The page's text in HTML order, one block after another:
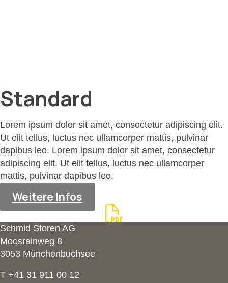
Standard
Lorem ipsum dolor sit amet, consectetur adipiscing elit.
Ut elit tellus, luctus nec ullamcorper mattis, pulvinar
dapibus leo. Lorem ipsum dolor sit amet, consectetur
adipiscing elit. Ut elit tellus, luctus nec ullamcorper
mattis, pulvinar dapibus leo.
Weitere Infos
Schmid Storen AG
Moosrainweg 8
3053 Münchenbuchsee
T +41 31 911 00 12